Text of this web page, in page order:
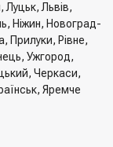
Луцьк, Львів,
Ніжин, Новоград-
Прилуки, Рівне,
Ужгород,
Черкаси,
Яремче